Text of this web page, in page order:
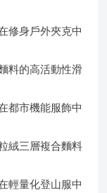
修身戶外夾克中
料的高活動性滑
都市機能服飾中
絨三層複合麵料
輕量化登山服中